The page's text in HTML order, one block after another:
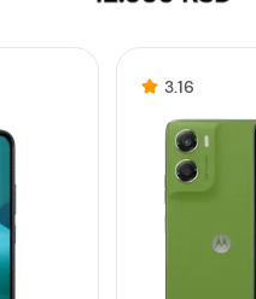
3.16